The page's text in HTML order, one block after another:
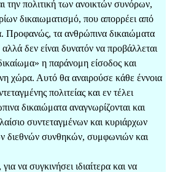
την πολιτική των ανοικτών συνόρων,
δικαιωματισμό, που απορρέει από
Προφανώς, τα ανθρώπινα δικαιώματα
αλλά δεν είναι δυνατόν να προβάλλεται
η παράνομη είσοδος και
χώρα. Αυτό θα αναιρούσε κάθε έννοια
πολιτείας και εν τέλει
δικαιώματα αναγνωρίζονται και
συντεταγμένων και κυριάρχων
διεθνών συνθηκών, συμφωνιών και
να συγκινήσει ιδιαίτερα και να